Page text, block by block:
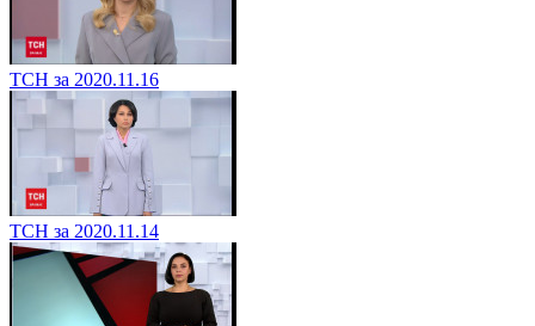
ТСН за 2020.11.16
ТСН за 2020.11.14